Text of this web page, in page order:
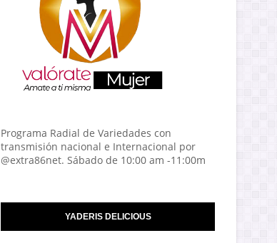
Programa Radial de Variedades con
transmisión nacional e Internacional por
@extra86net. Sábado de 10:00 am -11:00m
YADERIS DELICIOUS